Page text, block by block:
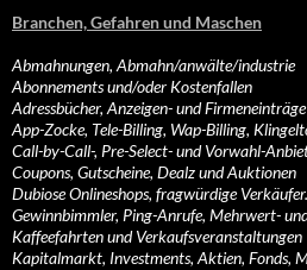
Branchen, Gefahren und Maschen
Abmahnungen, Abmahn/anwälte/industrie
Abonnements und/oder Kostenfallen
Adressbücher, Anzeigen- und Firmeneinträge
App-Zocke, Tele-Billing, Wap-Billing,
Call-by-Call-, Pre-Select- und Vorwahl-
Coupons, Gutscheine, Dealz und Auktionen
Dubiose Onlineshops, fragwürdige
Gewinnbimmler, Ping-Anrufe, Mehrwert-
Kaffeefahrten und Verkaufsveranstaltungen
Kapitalmarkt, Investments, Aktien, Fonds,